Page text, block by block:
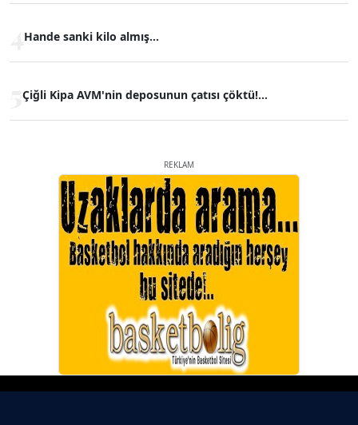
Hande sanki kilo almış...
Çiğli Kipa AVM'nin deposunun çatısı çöktü!...
REKLAM